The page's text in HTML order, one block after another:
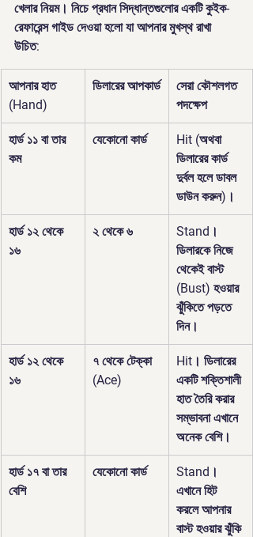
খেলার নিয়ম। নিচে প্রধান সিদ্ধান্তগুলোর একটি কুইক-
রেফারেন্স গাইড দেওয়া হলো যা আপনার মুখস্থ রাখা
উচিত:
আপনার হাত
(Hand)
ডিলারের আপকার্ড
সেরা কৌশলগত
পদক্ষেপ
হার্ড ১১ বা তার
কম
যেকোনো কার্ড Hit (অথবা
ডিলারের কার্ড
দুর্বল হলে ডাবল
ডাউন করুন)।
হার্ড ১২ থেকে
১৬
২ থেকে ৬ Stand ।
ডিলারকে নিজে
থেকেই বাস্ট
(Bust) হওয়ার
ঝুঁকিতে পড়তে
দিন।
হার্ড ১২ থেকে
১৬
৭ থেকে টেক্কা
(Ace)
Hit । ডিলারের
একটি শক্তিশালী
হাত তৈরি করার
সম্ভাবনা এখানে
অনেক বেশি।
হার্ড ১৭ বা তার
বেশি
যেকোনো কার্ড Stand ।
এখানে হিট
করলে আপনার
বাস্ট হওয়ার ঝুঁকি